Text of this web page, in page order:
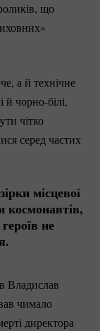
що
а й технічне
й чорно-білі,
чітко
серед частих
місцевої
космонавтів,
не
Владислав
чимало
директора